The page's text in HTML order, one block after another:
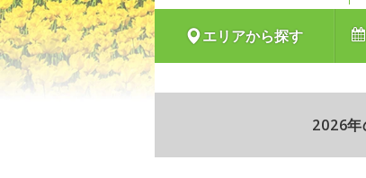
エリアから探す
2026年